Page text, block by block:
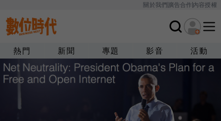
關於我們廣告合作內容授權
熱門 新聞 專題 影音 活動